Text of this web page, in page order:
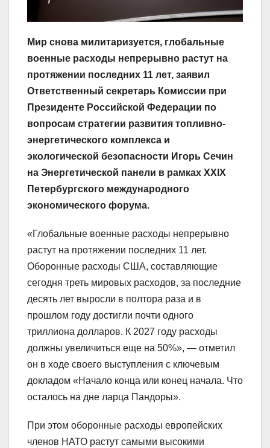
Мир снова милитаризуется, глобальные
военные расходы непрерывно растут на
протяжении последних 11 лет, заявил
Ответственный секретарь Комиссии при
Президенте Российской Федерации по
вопросам стратегии развития топливно-
энергетического комплекса и
экологической безопасности Игорь Сечин
на Энергетической панели в рамках XXIX
Петербургского международного
экономического форума.
«Глобальные военные расходы непрерывно
растут на протяжении последних 11 лет.
Оборонные расходы США, составляющие
сегодня треть мировых расходов, за последние
десять лет выросли в полтора раза и в
прошлом году достигли почти одного
триллиона долларов. К 2027 году расходы
должны увеличиться еще на 50%», — отметил
он в ходе своего выступления с ключевым
докладом «Начало конца или конец начала. Что
осталось на дне ларца Пандоры».
При этом оборонные расходы европейских
членов НАТО растут самыми высокими